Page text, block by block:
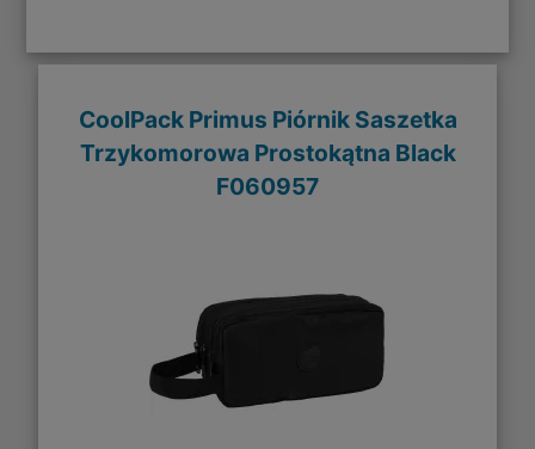
CoolPack Primus Piórnik Saszetka
Trzykomorowa Prostokątna Black
F060957